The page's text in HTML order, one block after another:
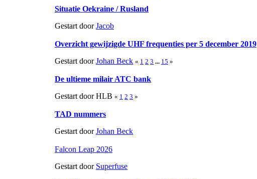
Situatie Oekraine / Rusland
Gestart doorJacob
Overzicht gewijzigde UHF frequenties per 5 december 2019
Gestart doorJohan Beck « 1 2 3 ... 15 »
De ultieme milair ATC bank
Gestart door HLB « 1 2 3 »
TAD nummers
Gestart doorJohan Beck
Falcon Leap 2026
Gestart door Superfuse